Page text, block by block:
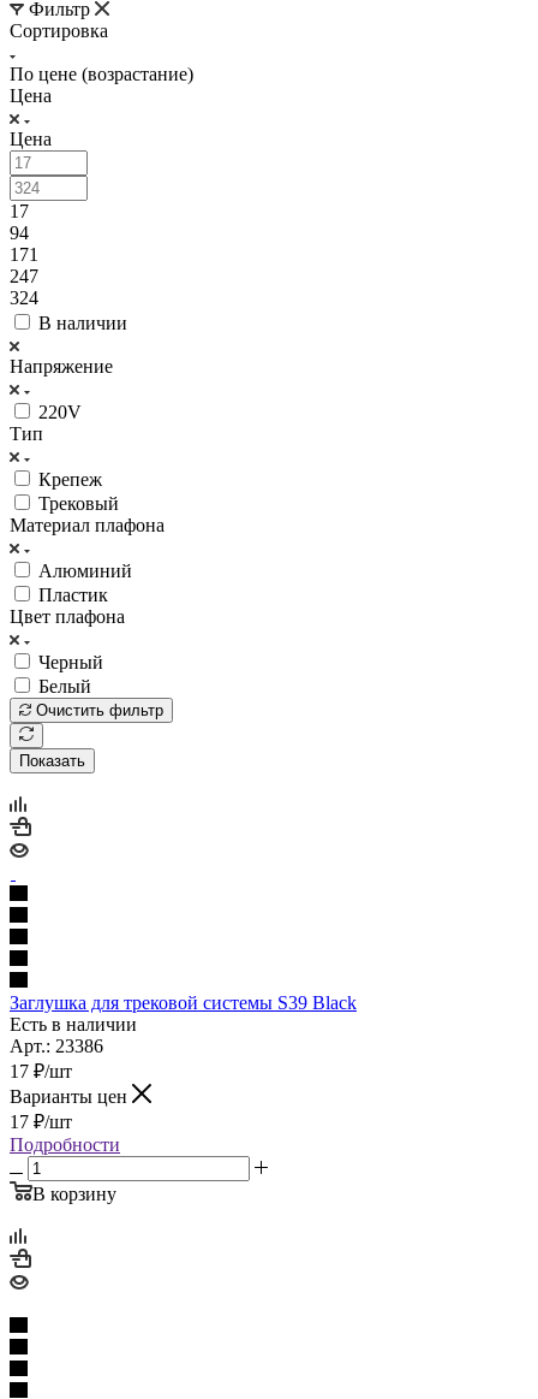
Фильтр
Сортировка
По цене (возрастание)
Цена
Цена
17
94
171
247
324
В наличии
Напряжение
220V
Тип
Крепеж
Трековый
Материал плафона
Алюминий
Пластик
Цвет плафона
Черный
Белый
Очистить фильтр
Показать
Заглушка для трековой системы S39 Black
Есть в наличии
Арт.: 23386
17 ₽/шт
Варианты цен
17 ₽/шт
Подробности
В корзину